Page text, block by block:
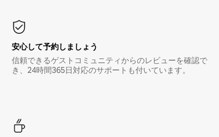
安心して予約しましょう
信頼できるゲストコミュニティからのレビューを確認で
き、24時間365日対応のサポートも付いています。